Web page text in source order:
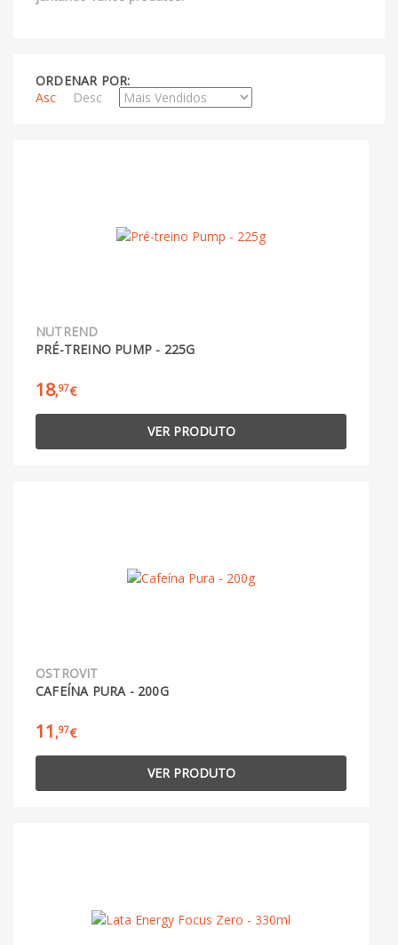
ORDENAR POR:
Asc
Desc
NUTREND
PRÉ-TREINO PUMP - 225G
18,97€
VER PRODUTO
OSTROVIT
CAFEÍNA PURA - 200G
11 ,97€
VER PRODUTO